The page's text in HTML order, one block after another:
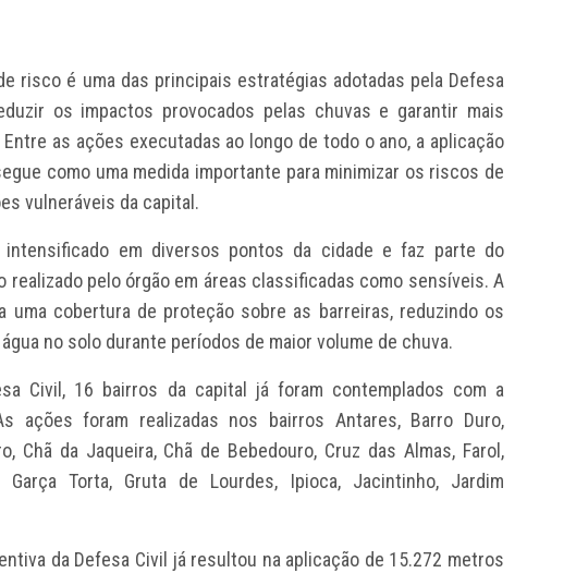
risco é uma das principais estratégias adotadas pela Defesa
os impactos provocados pelas chuvas e garantir mais
as ações executadas ao longo de todo o ano, a aplicação
como uma medida importante para minimizar os riscos de
vulneráveis da capital.
intensificado em diversos pontos da cidade e faz parte do
realizado pelo órgão em áreas classificadas como sensíveis. A
uma cobertura de proteção sobre as barreiras, reduzindo os
no solo durante períodos de maior volume de chuva.
Civil, 16 bairros da capital já foram contemplados com a
ações foram realizadas nos bairros Antares, Barro Duro,
Chã da Jaqueira, Chã de Bebedouro, Cruz das Almas, Farol,
Garça Torta, Gruta de Lourdes, Ipioca, Jacintinho, Jardim
da Defesa Civil já resultou na aplicação de 15.272 metros